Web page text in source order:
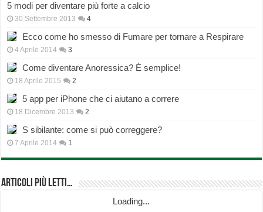
5 modi per diventare più forte a calcio
30 Settembre 2013 4
Ecco come ho smesso di Fumare per tornare a Respirare
4 Aprile 2014 3
Come diventare Anoressica? È semplice!
18 Aprile 2015 2
5 app per iPhone che ci aiutano a correre
18 Dicembre 2013 2
S sibilante: come si può correggere?
7 Aprile 2014 1
Articoli più Letti…
Loading...